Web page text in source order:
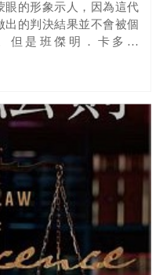
眼的形象示人，因為這代
的判決結果並不會被個
但是班傑明．卡多佐
，而忽略社會現狀以及